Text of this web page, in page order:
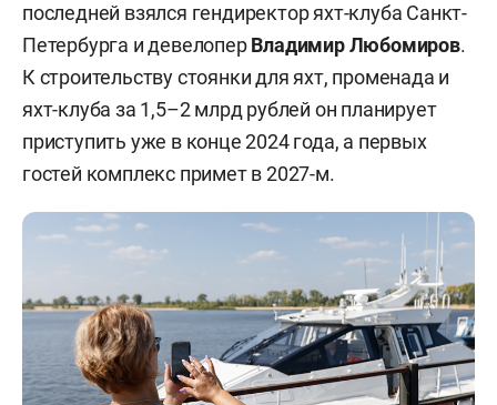
последней взялся гендиректор яхт-клуба Санкт-
Петербурга и девелоперВладимир Любомиров.
К строительству стоянки для яхт, променада и
яхт-клуба за 1,5–2 млрд рублей он планирует
приступить уже в конце 2024 года, а первых
гостей комплекс примет в 2027-м.